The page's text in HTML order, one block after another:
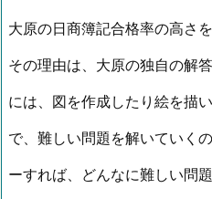
大原の日商簿記合格率の高さ
その理由は、大原の独自の解
には、図を作成したり絵を描
で、難しい問題を解いていく
ーすれば、どんなに難しい問